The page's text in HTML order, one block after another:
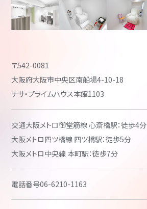
〒542-0081
大阪府大阪市中央区南船場4-10-18
ナサ・プライムハウス本館1103
交通大阪メトロ御堂筋線 心斎橋駅：徒歩4分
大阪メトロ四ツ橋線 四ツ橋駅：徒歩5分
大阪メトロ中央線 本町駅：徒歩7分
電話番号06-6210-1163